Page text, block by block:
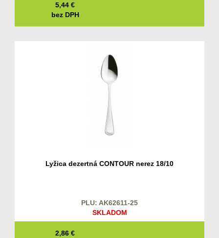
5,44 €
bez DPH
Lyžica dezertná CONTOUR nerez 18/10
PLU: AK62611-25
SKLADOM
2,86 €